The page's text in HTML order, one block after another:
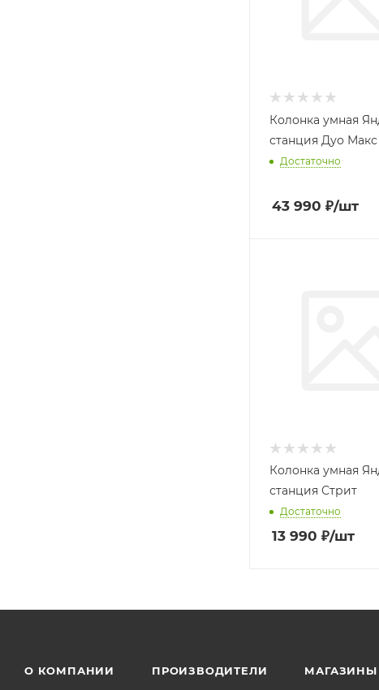
Колонка умная
станция Дуо
Достаточно
43 990 ₽/шт
Колонка умная
станция Стрит
Достаточно
13 990 ₽/шт
О КОМПАНИИ ПРОИЗВОДИТЕЛИ МАГАЗИНЫ